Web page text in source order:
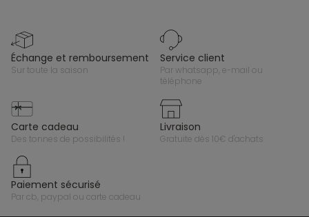
échange et remboursement
sur toute la saison
service client
par whatsapp, e-mail ou
téléphone
carte cadeau
des tonnes de possibilités !
livraison
gratuite dès 10€ d'achats
paiement sécurisé
par cb, paypal ou carte cadeau